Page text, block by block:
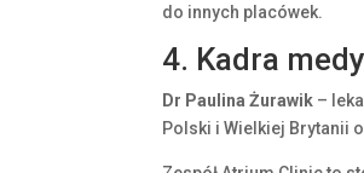
do innych placówek.
4. Kadra
Dr Paulina Żurawik –
Polski i Wielkiej Brytanii